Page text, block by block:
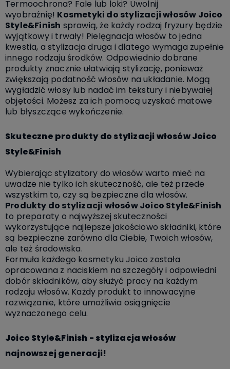
Termoochrona? Fale lub loki? Uwolnij
wyobraźnię! Kosmetyki do stylizacji włosów Joico
Style&Finish sprawią, że każdy rodzaj fryzury będzie
wyjątkowy i trwały! Pielęgnacja włosów to jedna
kwestia, a stylizacja druga i dlatego wymaga zupełnie
innego rodzaju środków. Odpowiednio dobrane
produkty znacznie ułatwiają stylizację, ponieważ
zwiększają podatność włosów na układanie. Mogą
wygładzić włosy lub nadać im tekstury i niebywałej
objętości. Możesz za ich pomocą uzyskać matowe
lub błyszczące wykończenie.
Skuteczne produkty do stylizacji włosów Joico
Style&Finish
Wybierając stylizatory do włosów warto mieć na
uwadze nie tylko ich skuteczność, ale też przede
wszystkim to, czy są bezpieczne dla włosów.
Produkty do stylizacji włosów Joico Style&Finish
to preparaty o najwyższej skuteczności
wykorzystujące najlepsze jakościowo składniki, które
są bezpieczne zarówno dla Ciebie, Twoich włosów,
ale też środowiska.
Formuła każdego kosmetyku Joico została
opracowana z naciskiem na szczegóły i odpowiedni
dobór składników, aby służyć pracy na każdym
rodzaju włosów. Każdy produkt to innowacyjne
rozwiązanie, które umożliwia osiągnięcie
wyznaczonego celu.
Joico Style&Finish - stylizacja włosów
najnowszej generacji!